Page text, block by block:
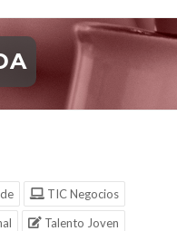
TIC Negocios
Talento Joven